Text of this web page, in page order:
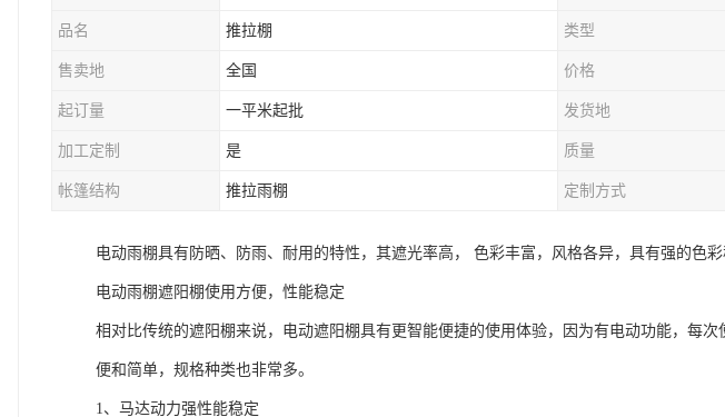
品名 推拉棚 类型
售卖地 全国 价格
起订量 一平米起批 发货地
加工定制 是 质量
帐篷结构 推拉雨棚 定制方式
电动雨棚具有防晒、防雨、耐用的特性，其遮光率高， 色彩丰富，风格各异，具有强的色
电动雨棚遮阳棚使用方便，性能稳定
相对比传统的遮阳棚来说，电动遮阳棚具有更智能便捷的使用体验，因为有电动功能，每
便和简单，规格种类也非常多。
1、马达动力强性能稳定